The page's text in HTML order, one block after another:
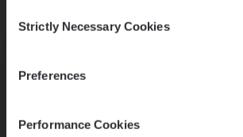
Selection
Strictly Necessary Cookies
Preferences
Performance Cookies